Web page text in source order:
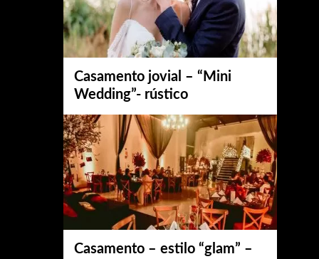
Casamento jovial – “Mini
Wedding”- rústico
Casamento – estilo “glam” –